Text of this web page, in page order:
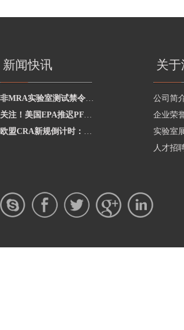
新闻快讯
非MRA实验室测试禁令何时生效？ FCC新规关键节点解读
关注！美国EPA推迟PFAS申报至2027年1月
欧盟CRA新规倒计时：2026年9月起强制要求出海企业建立漏洞上报流程
关
公司简
企业荣
实验室
人才招